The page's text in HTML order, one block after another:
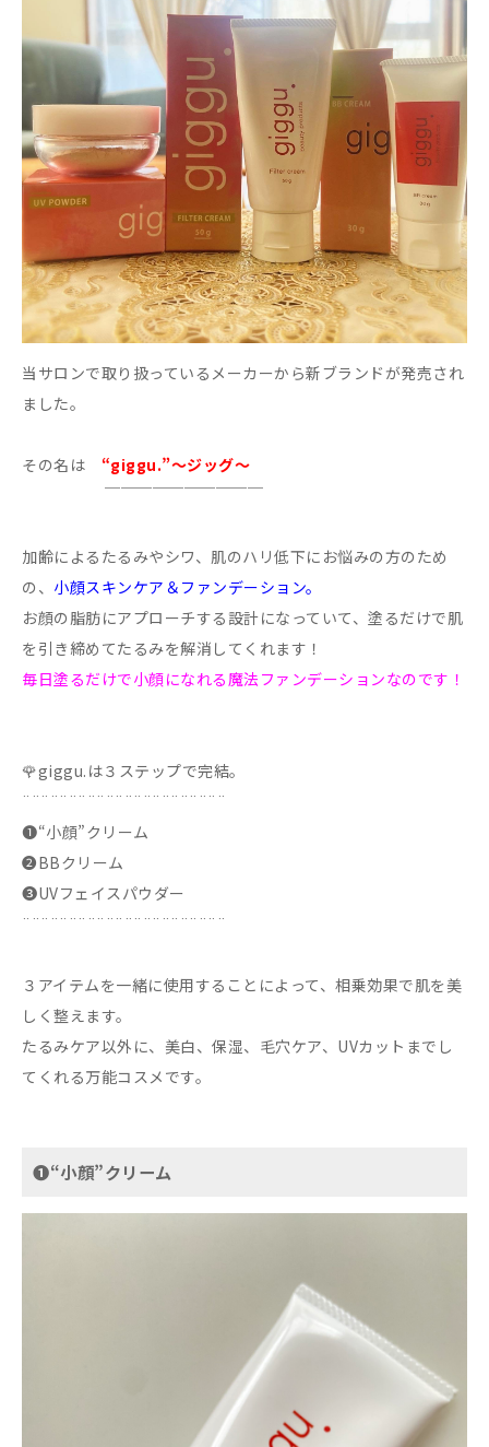
当サロンで取り扱っているメーカーから新ブランドが発売され
ました。
その名は “giggu.”～ジッグ～
￣￣￣￣￣￣￣￣￣￣
加齢によるたるみやシワ、肌のハリ低下にお悩みの方のため
の、 小顔スキンケア＆ファンデーション。
お顔の脂肪にアプローチする設計になっていて、塗るだけで肌
を引き締めてたるみを解消してくれます！
毎日塗るだけで小顔になれる魔法ファンデーションなのです！
🌹giggu.は３ステップで完結。
¨¨¨¨¨¨¨¨¨¨¨¨¨¨¨¨¨¨¨¨¨¨
➊“小顔”クリーム
➋BBクリーム
➌UVフェイスパウダー
¨¨¨¨¨¨¨¨¨¨¨¨¨¨¨¨¨¨¨¨¨¨
３アイテムを一緒に使用することによって、相乗効果で肌を美
しく整えます。
たるみケア以外に、美白、保湿、毛穴ケア、UVカットまでし
てくれる万能コスメです。
➊“小顔”クリーム